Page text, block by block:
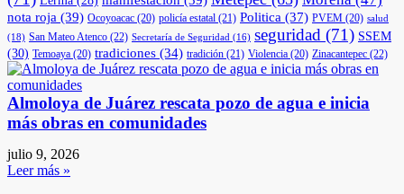
nota roja (39) Ocoyoacac (20) policía estatal (21) Politica (37) PVEM (20) salud
(18) San Mateo Atenco (22) Secretaría de Seguridad (16) seguridad (71) SSEM
(30) Temoaya (20) tradiciones (34) tradición (21) Violencia (20) Zinacantepec (22)
Almoloya de Juárez rescata pozo de agua e inicia
más obras en comunidades
julio 9, 2026
Leer más »